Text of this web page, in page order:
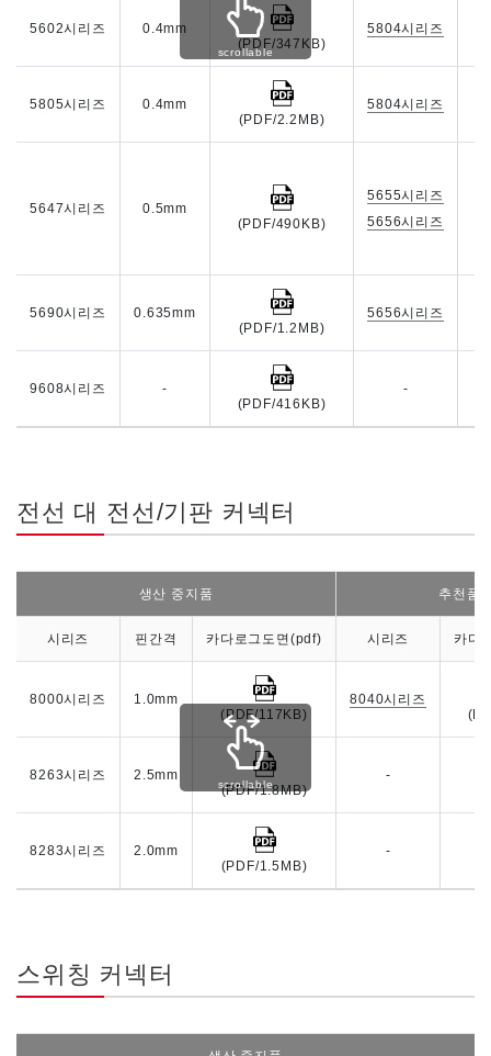
5602시리즈
0.4mm
(PDF/347KB)
5804시리즈
5805시리즈
0.4mm
(PDF/2.2MB)
5804시리즈
5647시리즈
0.5mm
(PDF/490KB)
5655시리즈
5656시리즈
5690시리즈
0.635mm
(PDF/1.2MB)
5656시리즈
9608시리즈
-
(PDF/416KB)
-
scrollable
전선 대 전선/기판 커넥터
생산 중지품 추천품
시리즈 핀간격 카다로그도면(pdf) 시리즈 카다
8000시리즈
1.0mm
(PDF/117KB)
8040시리즈
8263시리즈
2.5mm
(PDF/1.8MB)
-
8283시리즈
2.0mm
(PDF/1.5MB)
-
scrollable
스위칭 커넥터